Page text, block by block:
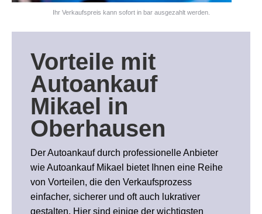
Ihr Verkaufspreis kann sofort in bar ausgezahlt werden.
Vorteile mit
Autoankauf
Mikael in
Oberhausen
Der Autoankauf durch professionelle Anbieter
wie Autoankauf Mikael bietet Ihnen eine Reihe
von Vorteilen, die den Verkaufsprozess
einfacher, sicherer und oft auch lukrativer
gestalten. Hier sind einige der wichtigsten